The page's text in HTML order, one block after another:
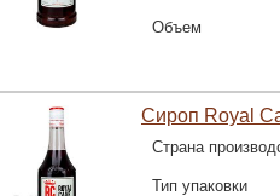
Объем
Сироп Royal
Страна
Тип упаковки